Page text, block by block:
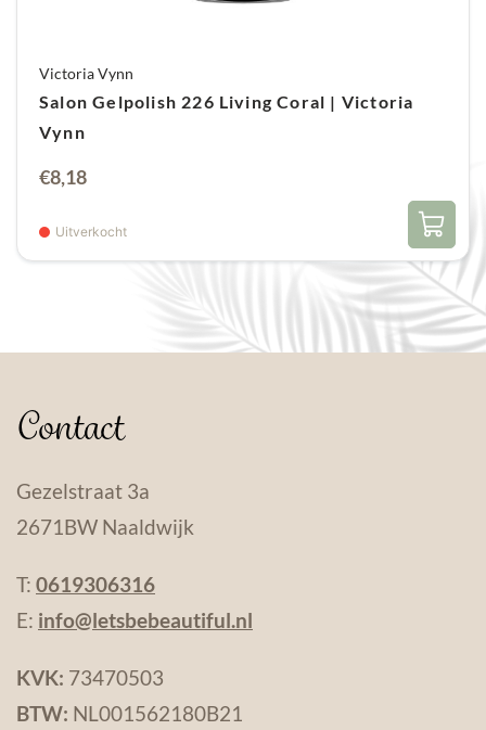
Victoria Vynn
Salon Gelpolish 226 Living Coral | Victoria
Vynn
€8,18
Uitverkocht
Contact
Gezelstraat 3a
2671BW Naaldwijk
T: 0619306316
E: info@letsbebeautiful.nl
KVK: 73470503
BTW: NL001562180B21